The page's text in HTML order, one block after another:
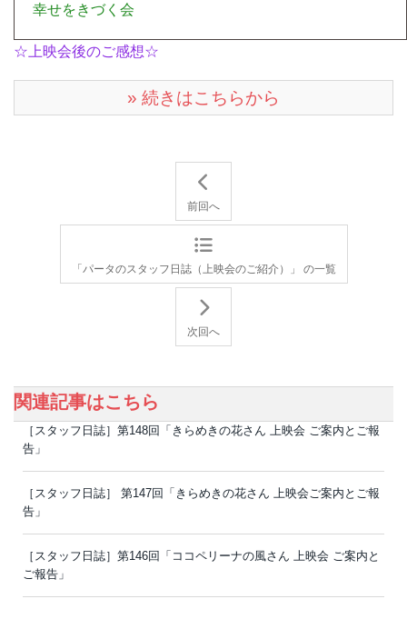
幸せをきづく会
☆上映会後のご感想☆
» 続きはこちらから
前回へ
「パータのスタッフ日誌（上映会のご紹介）」 の一覧
次回へ
関連記事はこちら
［スタッフ日誌］第148回「きらめきの花さん 上映会 ご案内とご報
告」
［スタッフ日誌］ 第147回「きらめきの花さん 上映会ご案内とご報
告」
［スタッフ日誌］第146回「ココペリーナの風さん 上映会 ご案内と
ご報告」